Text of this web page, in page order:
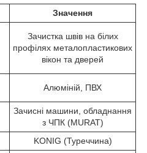
Значення
Зачистка швів на білих
профілях металопластикових
вікон та дверей
Алюміній, ПВХ
Зачисні машини, обладнання
з ЧПК (MURAT)
KONIG (Туреччина)